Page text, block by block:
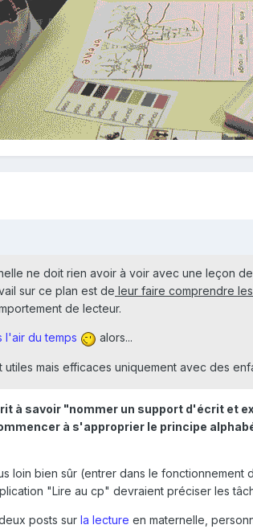
ne doit rien avoir à voir avec une leçon
sur ce plan est de leur faire comprendre
de lecteur.
l'air du temps alors...
mais efficaces uniquement avec des
à savoir "nommer un support d'écrit et
à s'approprier le principe
loin bien sûr (entrer dans le
"Lire au cp" devraient préciser les
posts sur la lecture en maternelle,